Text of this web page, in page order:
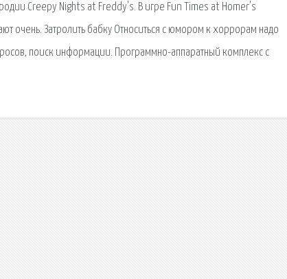
Creepy Nights at Freddy's. В игре Fun Times at Homer's
очень. Затролить бабку Относиться с юмором к хоррорам надо
поиск информации. Программно-аппаратный комплекс с